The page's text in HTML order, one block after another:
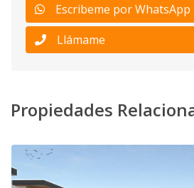
Escribeme por WhatsApp
Llámame
Propiedades